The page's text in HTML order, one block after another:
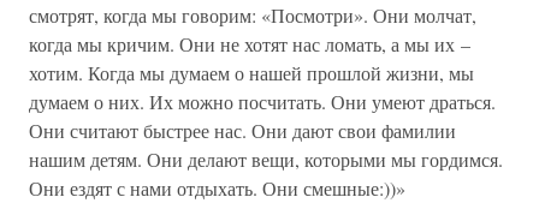
смотрят, когда мы говорим: «Посмотри». Они молчат,
когда мы кричим. Они не хотят нас ломать, а мы их –
хотим. Когда мы думаем о нашей прошлой жизни, мы
думаем о них. Их можно посчитать. Они умеют драться.
Они считают быстрее нас. Они дают свои фамилии
нашим детям. Они делают вещи, которыми мы гордимся.
Они ездят с нами отдыхать. Они смешные:))»